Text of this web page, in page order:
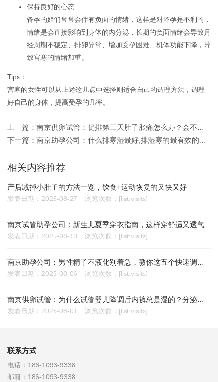
保持良好的心态
备孕的姐们常常会伴有负面的情绪，这样是对怀孕是不利的，
情绪是会直接影响到身体的内分泌，长期的负面情绪会导致月
经周期不稳定、排卵异常、增加受孕困难、机体功能下降，导
致宫寒的情绪加重。
Tips：
宫寒的女性可以从上述这几点中选择则适合自己的调理方法，调理
好自己的身体，提高受孕的几率。
上一篇： 南京供卵试管：促排第三天肚子胀痛怎么办？会不会影响卵泡大小？
下一篇： 南京助孕公司：什么排寒湿最好,排湿寒的最有效的方法有哪些
相关内容推荐
产后减掉小肚子的方法一览，饮食+运动恢复的又快又好
发表日期：2025-08-27 浏览次数：[list:visits]
南京试管助孕公司：新生儿夏季穿衣指南，这样穿舒适又透气
发表日期：2025-08-13 浏览次数：[list:visits]
南京助孕公司：男性精子不液化别着急，教你这五个快速调理精子不液化的小妙招
发表日期：2025-08-06 浏览次数：[list:visits]
南京供卵试管：为什么试管婴儿降调后内裤总是湿的？分泌物增加有这些原因
发表日期：2025-08-01 浏览次数：[list:visits]
联系方式
电话： 186-1093-9338
邮箱： 186-1093-9338